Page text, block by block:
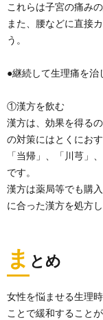
これらは子宮の痛み
また、腰などに直接
う。
●継続して生理痛を治
①漢方を飲む
漢方は、効果を得る
の対策にはとくにおす
「当帰」、「川芎」
です。
漢方は薬局等でも購
に合った漢方を処方
ま とめ
女性を悩ませる生理
ことで緩和することが